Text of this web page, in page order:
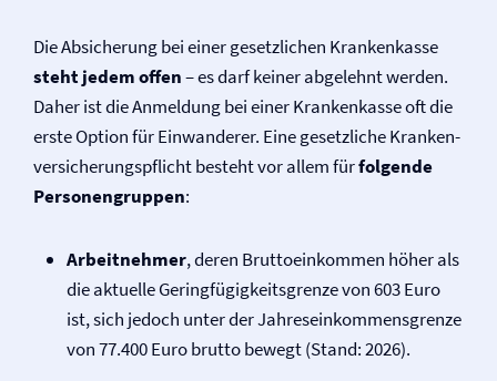
Die Absicherung bei einer gesetzlichen Krankenkasse
steht jedem offen– es darf keiner abgelehnt werden.
Daher ist die Anmeldung bei einer Krankenkasse oft die
erste Option für Einwanderer. Eine gesetzliche Kranken­
versicherungspflicht besteht vor allem fürfolgende
Personengruppen:
Arbeitnehmer, deren Bruttoeinkommen höher als
die aktuelle Geringfügigkeitsgrenze von 603 Euro
ist, sich jedoch unter der Jahreseinkommensgrenze
von 77.400 Euro brutto bewegt (Stand: 2026).